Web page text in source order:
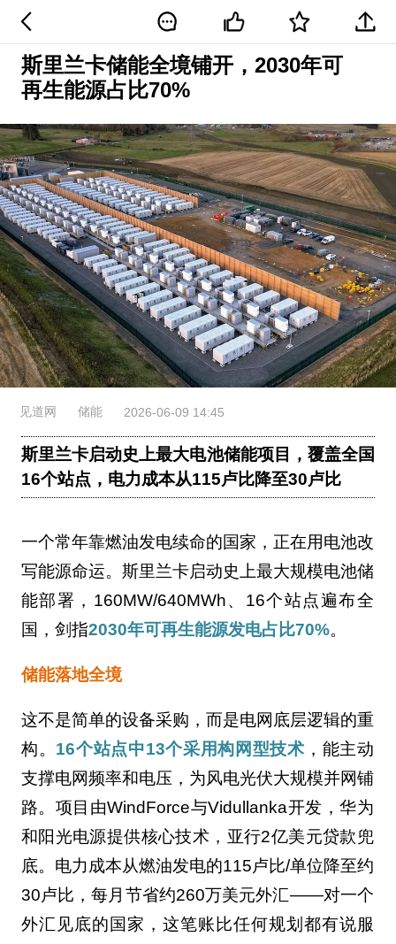
斯里兰卡储能全境铺开，2030年可
再生能源占比70%
见道网 储能 2026-06-09 14:45
斯里兰卡启动史上最大电池储能项目，覆盖全国
16个站点，电力成本从115卢比降至30卢比
一个常年靠燃油发电续命的国家，正在用电池改
写能源命运。斯里兰卡启动史上最大规模电池储
能部署，160MW/640MWh、16个站点遍布全
国，剑指2030年可再生能源发电占比70%。
储能落地全境
这不是简单的设备采购，而是电网底层逻辑的重
构。 16个站点中13个采用构网型技术 ，能主动
支撑电网频率和电压，为风电光伏大规模并网铺
路。项目由WindForce与Vidullanka开发，华为
和阳光电源提供核心技术，亚行2亿美元贷款兜
底。电力成本从燃油发电的115卢比/单位降至约
30卢比，每月节省约260万美元外汇——对一个
外汇见底的国家，这笔账比任何规划都有说服